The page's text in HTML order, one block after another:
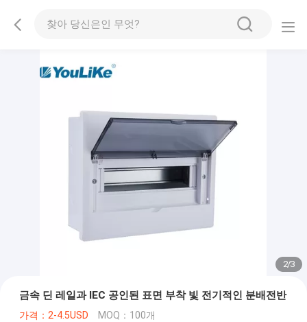
2/3
금속 딘 레일과 IEC 공인된 표면 부착 빛 전기적인 분배전반
가격：2-4.5USD MOQ：100개